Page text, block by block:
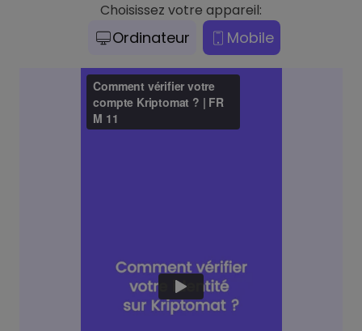
Choisissez votre appareil:
Ordinateur Mobile